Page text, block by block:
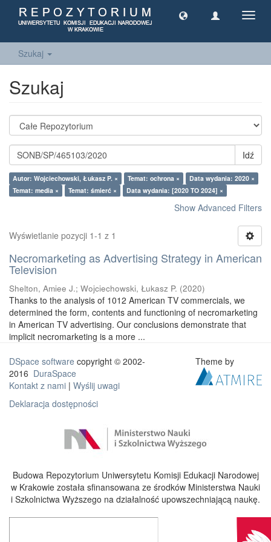
Szukaj
Szukaj
Idź
Autor: Wojciechowski, Łukasz P. × Temat: ochrona ×
Data wydania: 2020 ×
Temat: media ×
Temat: śmierć × Data wydania: [2020 TO 2024] ×
Show Advanced Filters
Wyświetlanie pozycji 1-1 z 1
Necromarketing as Advertising Strategy in American
Television
Shelton, Amiee J.; Wojciechowski, Łukasz P. (2020)
Thanks to the analysis of 1012 American TV commercials, we
determined the form, contents and functioning of necromarketing
in American TV advertising. Our conclusions demonstrate that
implicit necromarketing is a more ...
DSpace software copyright © 2002-
2016 DuraSpace
Kontakt z nami | Wyślij uwagi
Deklaracja dostępności
Theme by
Budowa Repozytorium Uniwersytetu Komisji Edukacji Narodowej
w Krakowie została sfinansowana ze środków Ministerstwa Nauki
i Szkolnictwa Wyższego na działalność upowszechniającą naukę.